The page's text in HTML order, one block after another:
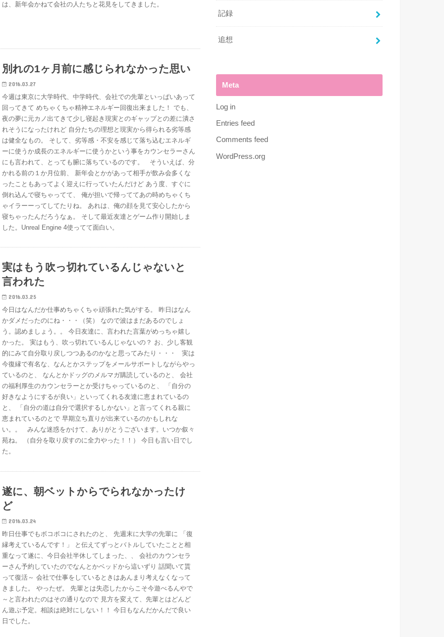
は、新年会かねて会社の人たちと花見をしてきました。
別れの1ヶ月前に感じられなかった思い
2016.03.27
今週は東京に大学時代、中学時代、会社での先輩といっぱいあって
回ってきて めちゃくちゃ精神エネルギー回復出来ました！ でも、
夜の夢に元カノ出てきて少し寝起き現実とのギャップとの差に潰さ
れそうになったけれど 自分たちの理想と現実から得られる劣等感
は健全なもの。 そして、劣等感・不安を感じて落ち込むエネルギ
ーに使うか成長のエネルギーに使うかという事をカウンセラーさん
にも言われて、とっても腑に落ちているのです。 そういえば、分
かれる前の１か月位前、 新年会とかがあって相手が飲み会多くな
ったこともあってよく迎えに行っていたんだけど あう度、すぐに
倒れ込んで寝ちゃってて、 俺が担いで帰っててあの時めちゃくち
ゃイラーーってしてたりね。 あれは、俺の顔を見て安心したから
寝ちゃったんだろうなぁ。 そして最近友達とゲーム作り開始しま
した。Unreal Engine 4使ってて面白い。
実はもう吹っ切れているんじゃないと
言われた
2016.03.25
今日はなんだか仕事めちゃくちゃ頑張れた気がする。 昨日はなん
かダメだったのにね・・・（笑） なので波はまだあるのでしょ
う。認めましょう。。 今日友達に、言われた言葉がめっちゃ嬉し
かった。 実はもう、吹っ切れているんじゃないの？ お、少し客観
的にみて自分取り戻しつつあるのかなと思ってみたり・・・ 実は
今復縁で有名な、なんとかステップをメールサポートしながらやっ
ているのと、 なんとかドッグのメルマガ購読しているのと、 会社
の福利厚生のカウンセラーとか受けちゃっているのと、 「自分の
好きなようにするが良い」といってくれる友達に恵まれているの
と、 「自分の道は自分で選択するしかない」と言ってくれる親に
恵まれているのとで 早期立ち直りが出来ているのかもしれな
い。。 みんな迷惑をかけて、ありがとうございます。いつか叙々
苑ね。 （自分を取り戻すのに全力やった！！） 今日も言い日でし
た。
遂に、朝ベットからでられなかったけ
ど
2016.03.24
昨日仕事でもボコボコにされたのと、 先週末に大学の先輩に 「復
縁考えているんです！」 と伝えてずっとバトルしていたことと相
重なって遂に、今日会社半休してしまった、、 会社のカウンセラ
ーさん予約していたのでなんとかベッドから這いずり 話聞いて貰
って復活～ 会社で仕事をしているときはあんまり考えなくなって
きました。 やったぜ。 先輩とは失恋したからこそ今遊べるんやで
～と言われたのはその通りなので 見方を変えて、先輩とはどんど
ん遊ぶ予定。相談は絶対にしない！！ 今日もなんだかんだで良い
日でした。
記録
追想
Meta
Log in
Entries feed
Comments feed
WordPress.org